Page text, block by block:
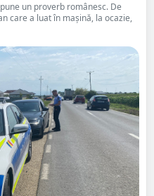
un proverb românesc. De
care a luat în mașină, la ocazie,